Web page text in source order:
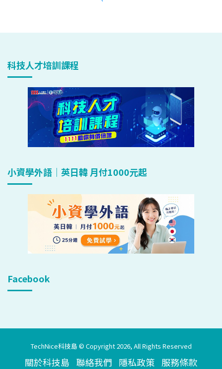
科技人才培訓課程
小資學外語｜英日韓 月付1000元起
Facebook
TechNice科技島 © Copyright 2026, All Rights Reserved
關於科技島 聯絡我們 隱私政策 服務條款